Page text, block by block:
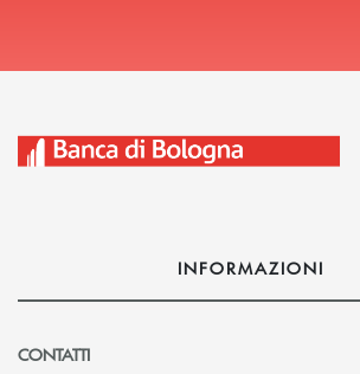
INFORMAZIONI
CONTATTI